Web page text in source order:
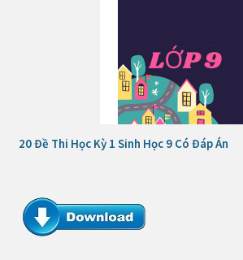
20 Đề Thi Học Kỳ 1 Sinh Học 9 Có Đáp Án